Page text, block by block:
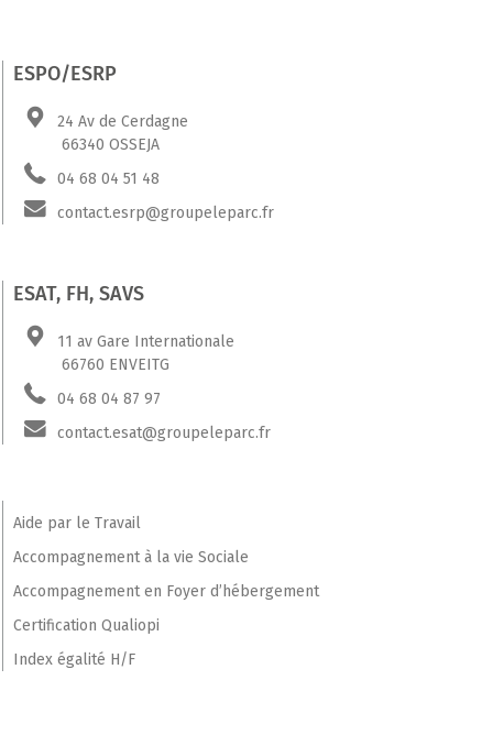
ESPO/ESRP
24 Av de Cerdagne
66340 OSSEJA
04 68 04 51 48
contact.esrp@groupeleparc.fr
ESAT, FH, SAVS
11 av Gare Internationale
66760 ENVEITG
04 68 04 87 97
contact.esat@groupeleparc.fr
Aide par le Travail
Accompagnement à la vie Sociale
Accompagnement en Foyer d’hébergement
Certification Qualiopi
Index égalité H/F